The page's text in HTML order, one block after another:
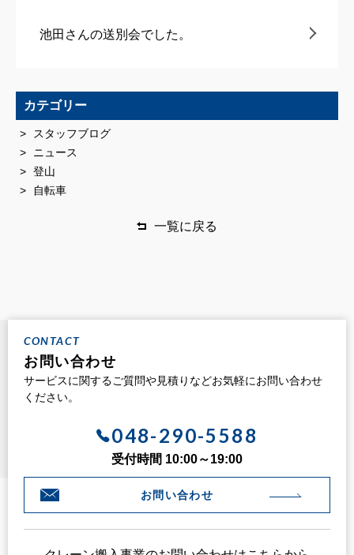
池田さんの送別会でした。
カテゴリー
スタッフブログ
ニュース
登山
自転車
一覧に戻る
CONTACT
お問い合わせ
サービスに関するご質問や見積りなどお気軽にお問い合わせ
ください。
048-290-5588
受付時間 10:00～19:00
お問い合わせ